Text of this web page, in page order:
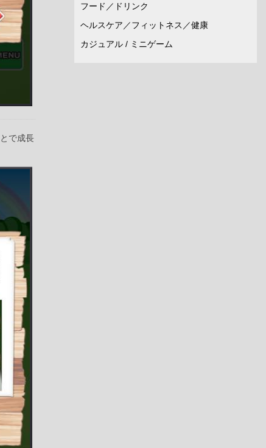
で成長
フード／ドリンク
ヘルスケア／フィットネス／健康
カジュアル / ミニゲーム